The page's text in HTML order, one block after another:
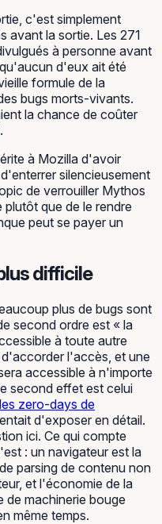
c'est simplement
avant la sortie. Les 271
à personne avant
d'eux ait été
formule de la
bugs morts-vivants.
la chance de coûter
à Mozilla d'avoir
silencieusement
de verrouiller Mythos
plutôt que de le rendre
peut se payer un
difficile
plus de bugs sont
second ordre est « la
à toute autre
l'accès, et une
accessible à n'importe
second effet est celui
zero-days de
d'exposer en détail.
ici. Ce qui compte
: un navigateur est la
parsing de contenu non
et l'économie de la
de machinerie bouge
même temps.